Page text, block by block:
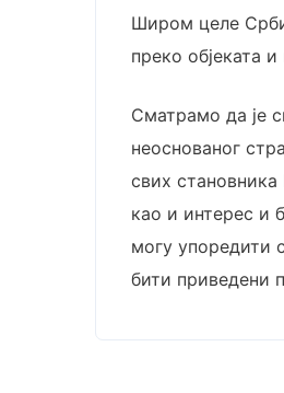
Широм целе
преко објеката
Сматрамо да је
неоснованог
свих
као и интерес и
могу упоредити
бити приведени